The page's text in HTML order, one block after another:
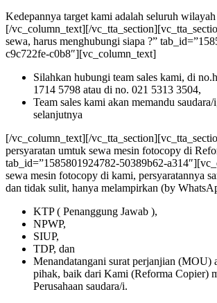
Kedepannya target kami adalah seluruh
[/vc_column_text][/
sewa, harus menghubungi siapa ?”
c9c722fe-c0b8″][vc_column_text]
Silahkan hubungi team sales kami, di
1714 5798 atau di no. 021 5313 3504,
Team sales kami akan memandu
selanjutnya
[/vc_column_text][/
persyaratan umtuk sewa mesin fotocopy di
tab_id=”1585801924782-50389b62-
sewa mesin fotocopy di kami, persyaratannya
dan tidak sulit, hanya melampirkan (by
KTP ( Penanggung Jawab ),
NPWP,
SIUP,
TDP, dan
Menandatangani surat perjanjian (MOU)
pihak, baik dari Kami (Reforma Copier)
Perusahaan saudara/i.